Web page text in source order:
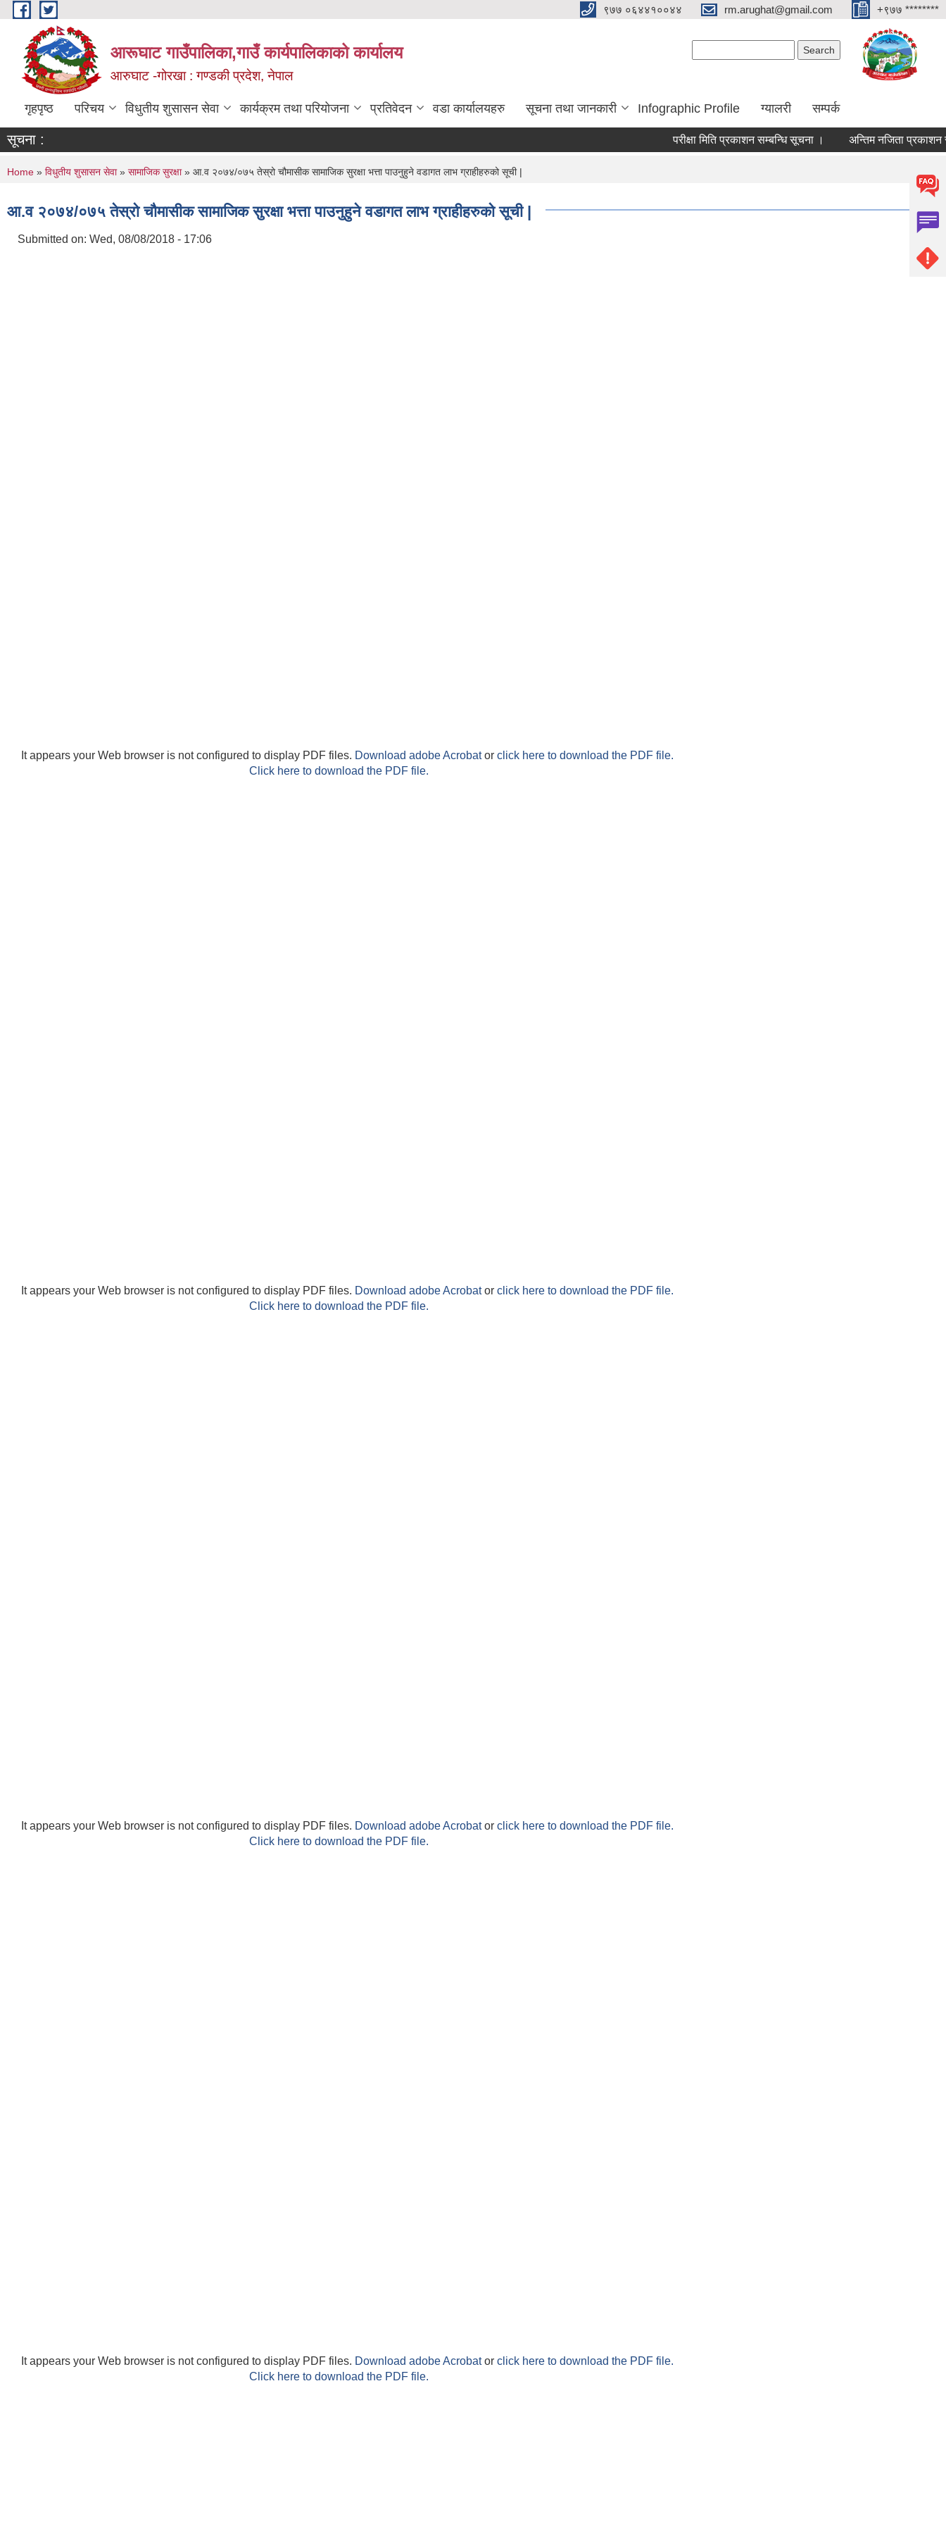
Skip to main content ९७७ ०६४४१००४४ rm.arughat@gmail.com +९७७ ********
आरूघाट गाउँपालिका,गाउँ कार्यपालिकाको कार्यालय
आरुघाट -गोरखा : गण्डकी प्रदेश, नेपाल
गृहपृष्ठ परिचय विधुतीय शुसासन सेवा कार्यक्रम तथा परियोजना प्रतिवेदन वडा कार्यालयहरु सूचना तथा जानकारी Infographic Profile ग्यालरी सम्पर्क
सूचना : परीक्षा मिति प्रकाशन सम्बन्धि सूचना । अन्तिम नजिता प्रकाशन
You are here
Home » विधुतीय शुसासन सेवा» सामाजिक सुरक्षा» आ.व २०७४/०७५ तेस्रो चौमासीक सामाजिक सुरक्षा भत्ता पाउनुहुने वडागत लाभ ग्राहीहरुको सूची |
आ.व २०७४/०७५ तेस्रो चौमासीक सामाजिक सुरक्षा भत्ता पाउनुहुने वडागत लाभ ग्राहीहरुको सूची |
Submitted on: Wed, 08/08/2018 - 17:06
It appears your Web browser is not configured to display PDF files. Download adobe Acrobator click here to download the PDF file.
Click here to download the PDF file.
It appears your Web browser is not configured to display PDF files. Download adobe Acrobator click here to download the PDF file.
Click here to download the PDF file.
It appears your Web browser is not configured to display PDF files. Download adobe Acrobator click here to download the PDF file.
Click here to download the PDF file.
It appears your Web browser is not configured to display PDF files. Download adobe Acrobator click here to download the PDF file.
Click here to download the PDF file.